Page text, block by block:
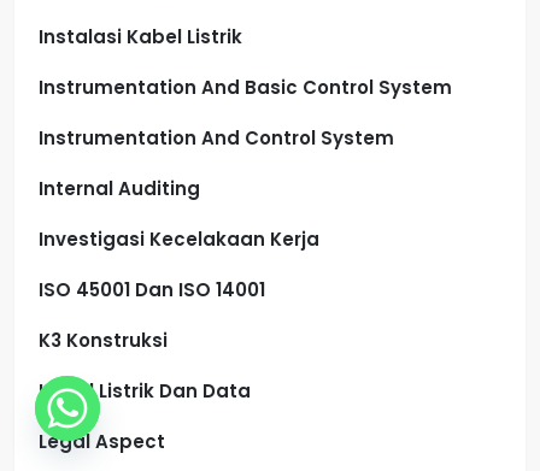
Instalasi Kabel Listrik
Instrumentation And Basic Control System
Instrumentation And Control System
Internal Auditing
Investigasi Kecelakaan Kerja
ISO 45001 Dan ISO 14001
K3 Konstruksi
Kabel Listrik Dan Data
Legal Aspect